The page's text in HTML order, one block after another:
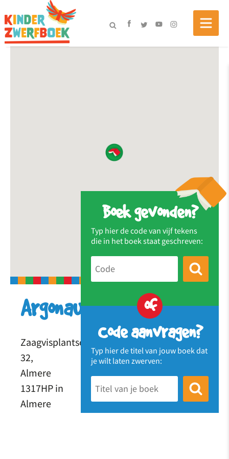
Boek gevonden?
Typ hier de code van vijf tekens
die in het boek staat geschreven:
of
Code aanvragen?
Typ hier de titel van jouw boek dat
je wilt laten zwerven:
Argonautzwerfboek
Zaagvisplantsoen
32,
Almere
1317HP in
Almere